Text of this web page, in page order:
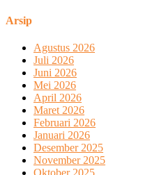
Arsip
Agustus 2026
Juli 2026
Juni 2026
Mei 2026
April 2026
Maret 2026
Februari 2026
Januari 2026
Desember 2025
November 2025
Oktober 2025